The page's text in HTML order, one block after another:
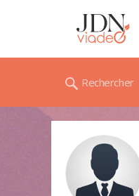
Rechercher